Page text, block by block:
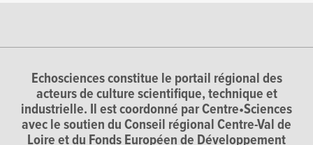
Echosciences constitue le portail régional des
acteurs de culture scientifique, technique et
industrielle. Il est coordonné par Centre•Sciences
avec le soutien du Conseil régional Centre-Val de
Loire et du Fonds Européen de Développement